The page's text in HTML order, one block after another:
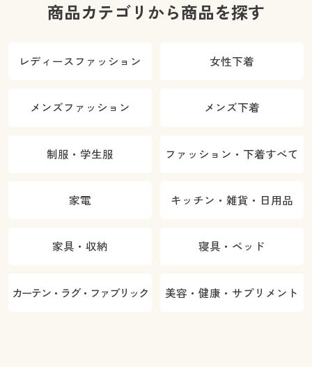
商品カテゴリから商品を探す
レディースファッション 女性下着
メンズファッション メンズ下着
制服・学生服 ファッション・下着すべて
家電 キッチン・雑貨・日用品
家具・収納 寝具・ベッド
カーテン・ラグ・ファブリック 美容・健康・サプリメント